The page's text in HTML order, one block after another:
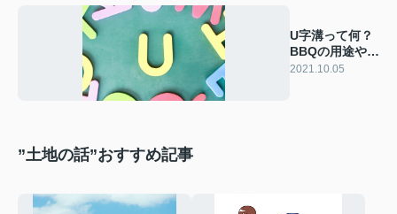
U字溝って何？
BBQの用途やL
字溝との違いを
2021.10.05
”土地の話”おすすめ記事